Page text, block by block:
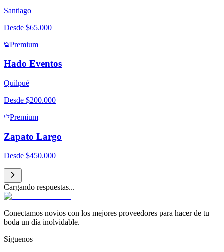
Santiago
Desde $65.000
Premium
Hado Eventos
Quilpué
Desde $200.000
Premium
Zapato Largo
Desde $450.000
Cargando respuestas...
Conectamos novios con los mejores proveedores para hacer de tu
boda un día inolvidable.
Síguenos